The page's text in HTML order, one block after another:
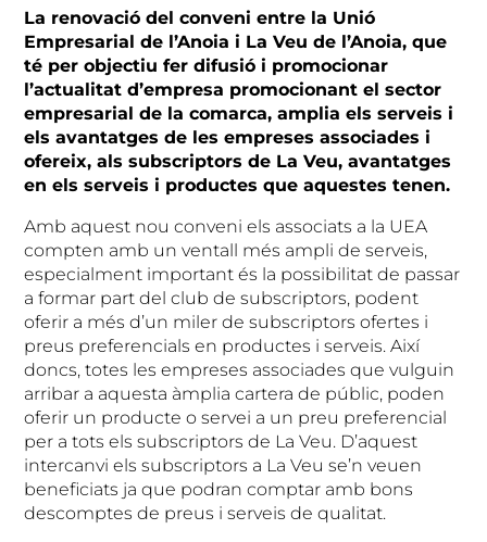
La renovació del conveni entre la Unió
Empresarial de l’Anoia i La Veu de l’Anoia, que
té per objectiu fer difusió i promocionar
l’actualitat d’empresa promocionant el sector
empresarial de la comarca, amplia els serveis i
els avantatges de les empreses associades i
ofereix, als subscriptors de La Veu, avantatges
en els serveis i productes que aquestes tenen.
Amb aquest nou conveni els associats a la UEA
compten amb un ventall més ampli de serveis,
especialment important és la possibilitat de passar
a formar part del club de subscriptors, podent
oferir a més d’un miler de subscriptors ofertes i
preus preferencials en productes i serveis. Així
doncs, totes les empreses associades que vulguin
arribar a aquesta àmplia cartera de públic, poden
oferir un producte o servei a un preu preferencial
per a tots els subscriptors de La Veu. D’aquest
intercanvi els subscriptors a La Veu se’n veuen
beneficiats ja que podran comptar amb bons
descomptes de preus i serveis de qualitat.